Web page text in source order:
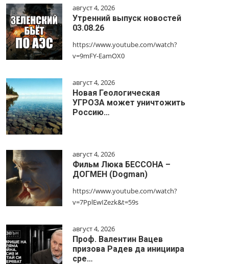
август 4, 2026
Утренний выпуск новостей
03.08.26
https://www.youtube.com/watch?
v=9mFY-EamOX0
август 4, 2026
Новая Геологическая
УГРОЗА может уничтожить
Россию…
август 4, 2026
Фильм Люка БЕССОНА –
ДОГМЕН (Dogman)
https://www.youtube.com/watch?
v=7PplEwIZezk&t=59s
август 4, 2026
Проф. Валентин Вацев
призова Радев да инициира
сре…